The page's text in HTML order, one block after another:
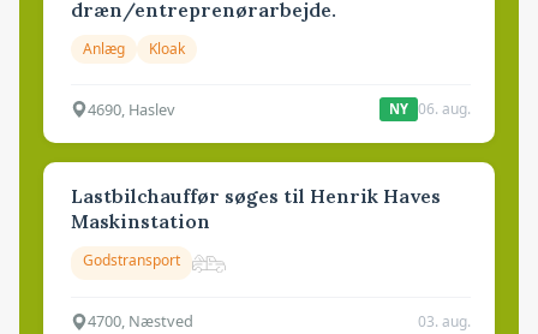
dræn/entreprenørarbejde.
Anlæg Kloak
4690, Haslev NY 06. aug.
Lastbilchauffør søges til Henrik Haves
Maskinstation
Godstransport
4700, Næstved 03. aug.